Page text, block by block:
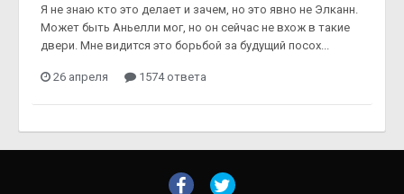
Я не знаю кто это делает и зачем, но это явно не Элканн.
Может быть Аньелли мог, но он сейчас не вхож в такие
двери. Мне видится это борьбой за будущий посох...
26 апреля 1574 ответа